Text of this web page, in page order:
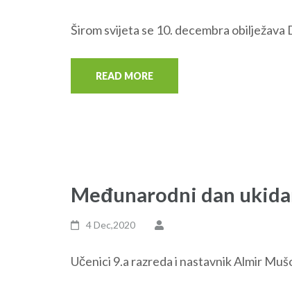
Širom svijeta se 10. decembra obilježava
READ MORE
Međunarodni dan
4 Dec,2020
Učenici 9.a razreda i nastavnik Almir